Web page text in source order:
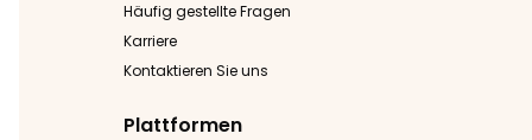
Häufig gestellte Fragen
Karriere
Kontaktieren Sie uns
Plattformen